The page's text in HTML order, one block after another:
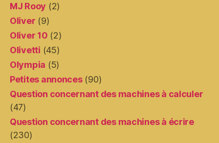
MJ Rooy (2)
Oliver (9)
Oliver 10 (2)
Olivetti (45)
Olympia (5)
Petites annonces(90)
Question concernant des machines à calculer
(47)
Question concernant des machines à écrire
(230)